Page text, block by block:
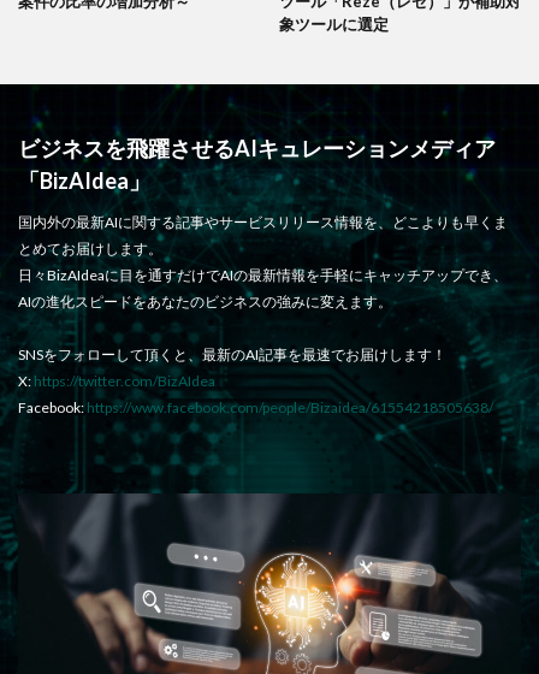
象ツールに選定
ビジネスを飛躍させるAIキュレーションメディア
「BizAIdea」
国内外の最新AIに関する記事やサービスリリース情報を、どこよりも早くま
とめてお届けします。
日々BizAIdeaに目を通すだけでAIの最新情報を手軽にキャッチアップでき、
AIの進化スピードをあなたのビジネスの強みに変えます。
SNSをフォローして頂くと、最新のAI記事を最速でお届けします！
X: https://twitter.com/BizAIdea
Facebook: https://www.facebook.com/people/Bizaidea/61554218505638/